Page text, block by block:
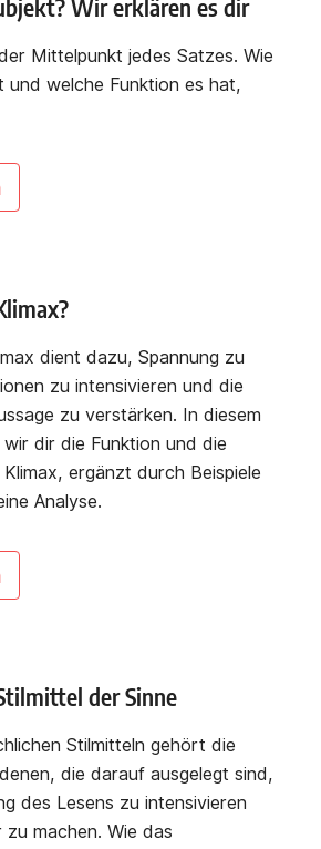
Wir erklären es dir
Mittelpunkt jedes Satzes. Wie
und welche Funktion es hat,
dient dazu, Spannung zu
zu intensivieren und die
zu verstärken. In diesem
dir die Funktion und die
ergänzt durch Beispiele
Analyse.
der Sinne
Stilmitteln gehört die
die darauf ausgelegt sind,
des Lesens zu intensivieren
machen. Wie das